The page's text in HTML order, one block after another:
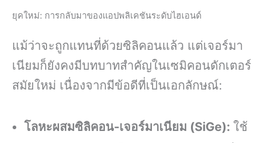
ยุคใหม่: การกลับมาของแอปพลิเคชันระดับไฮเอนด์
แม้ว่าจะถูกแทนที่ด้วยซิลิคอนแล้ว แต่เจอร์มา
เนียมก็ยังคงมีบทบาทสำคัญในเซมิคอนดักเตอร์
สมัยใหม่ เนื่องจากมีข้อดีที่เป็นเอกลักษณ์:
โลหะผสมซิลิคอน-เจอร์มาเนียม (SiGe): ใช้